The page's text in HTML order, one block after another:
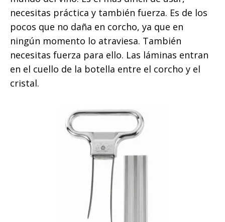
necesitas práctica y también fuerza. Es de los
pocos que no daña en corcho, ya que en
ningún momento lo atraviesa. También
necesitas fuerza para ello. Las láminas entran
en el cuello de la botella entre el corcho y el
cristal.